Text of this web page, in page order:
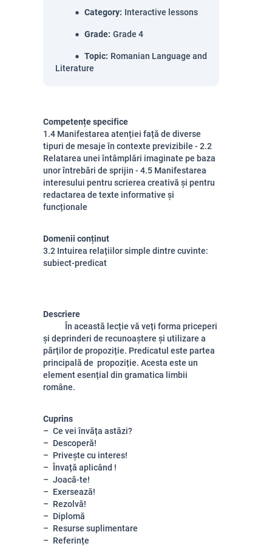
Category: Interactive lessons
Grade: Grade 4
Topic: Romanian Language and
Literature
Competențe specifice
1.4 Manifestarea atenției față de diverse
tipuri de mesaje în contexte previzibile - 2.2
Relatarea unei întâmplări imaginate pe baza
unor întrebări de sprijin - 4.5 Manifestarea
interesului pentru scrierea creativă și pentru
redactarea de texte informative și
funcționale
Domenii conținut
3.2 Intuirea relațiilor simple dintre cuvinte:
subiect-predicat
Descriere
În această lecție vă veți forma priceperi
și deprinderi de recunoaștere și utilizare a
părților de propoziție. Predicatul este partea
principală de propoziție. Acesta este un
element esențial din gramatica limbii
române.
Cuprins
Ce vei învăța astăzi?
Descoperă!
Privește cu interes!
Învață aplicând !
Joacă-te!
Exersează!
Rezolvă!
Diplomă
Resurse suplimentare
Referințe